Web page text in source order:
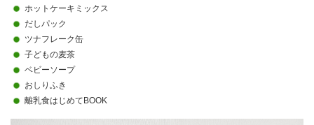
ホットケーキミックス
だしパック
ツナフレーク缶
子どもの麦茶
ベビーソープ
おしりふき
離乳食はじめてBOOK